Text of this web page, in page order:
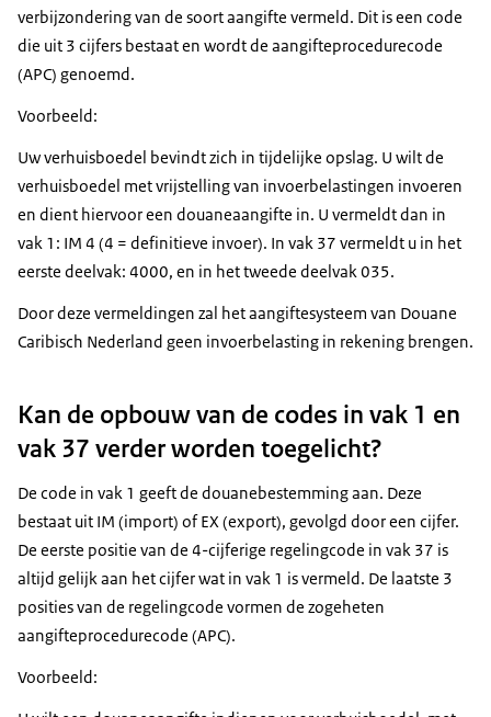
verbijzondering van de soort aangifte vermeld. Dit is een code
die uit 3 cijfers bestaat en wordt de aangifteprocedurecode
(APC) genoemd.
Voorbeeld:
Uw verhuisboedel bevindt zich in tijdelijke opslag. U wilt de
verhuisboedel met vrijstelling van invoerbelastingen invoeren
en dient hiervoor een douaneaangifte in. U vermeldt dan in
vak 1: IM 4 (4 = definitieve invoer). In vak 37 vermeldt u in het
eerste deelvak: 4000, en in het tweede deelvak 035.
Door deze vermeldingen zal het aangiftesysteem van Douane
Caribisch Nederland geen invoerbelasting in rekening brengen.
Kan de opbouw van de codes in vak 1 en
vak 37 verder worden toegelicht?
De code in vak 1 geeft de douanebestemming aan. Deze
bestaat uit IM (import) of EX (export), gevolgd door een cijfer.
De eerste positie van de 4-cijferige regelingcode in vak 37 is
altijd gelijk aan het cijfer wat in vak 1 is vermeld. De laatste 3
posities van de regelingcode vormen de zogeheten
aangifteprocedurecode (APC).
Voorbeeld: